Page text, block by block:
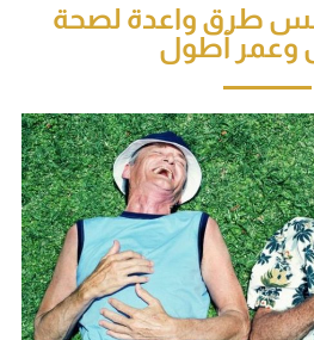
طرق واعدة لصحة
وعمر أطول